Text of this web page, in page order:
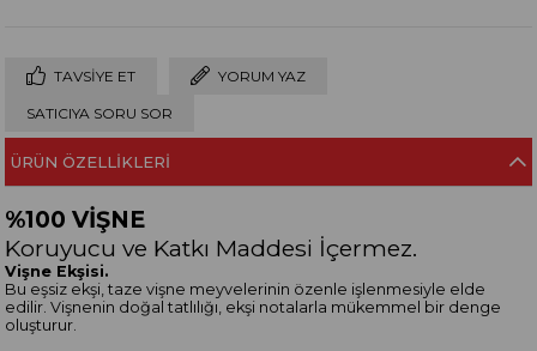
TAVSIYE ET YORUM YAZ
SATICIYA SORU SOR
ÜRÜN ÖZELLIKLERI
%100 VİŞNE
Koruyucu ve Katkı Maddesi İçermez.
Vişne Ekşisi.
Bu eşsiz ekşi, taze vişne meyvelerinin özenle işlenmesiyle elde
edilir. Vişnenin doğal tatlılığı, ekşi notalarla mükemmel bir denge
oluşturur.